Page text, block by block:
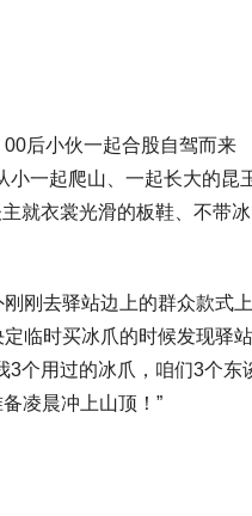
后小伙一起合股自驾而来
小一起爬山、一起长大的昆
就衣裳光滑的板鞋、不带冰
刚去驿站边上的群众款式上
临时买冰爪的时候发现驿站
3个用过的冰爪，咱们3个东
凌晨冲上山顶！”